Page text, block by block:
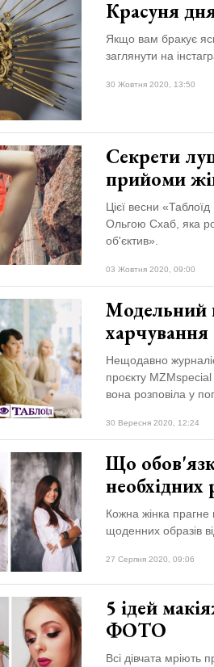
Красуня
Якщо вам бракує
заглянути на
30 Жовтня 2020, 13:50
Секрети
прийоми
Цієї весни
Ольгою Схаб, яка
об'єктив».
03 Жовтня 2020, 09:00
Модельний
Нещодавно
проєкту
вона розповіла у
30 Вересня 2020, 12:24
Що
необхідних
Кожна жінка
щоденних образів
27 Серпня 2020, 09:06
5 ідей
ФОТО
Всі дівчата мріють